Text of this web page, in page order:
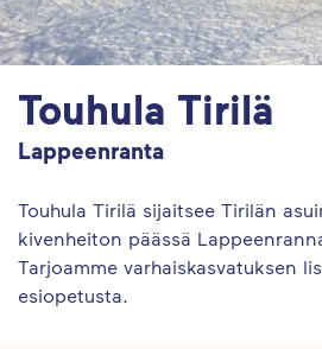
Touhula Tirilä
Lappeenranta
Touhula Tirilä sijaitsee Tirilän
kivenheiton päässä
Tarjoamme varhaiskasvatuksen
esiopetusta.